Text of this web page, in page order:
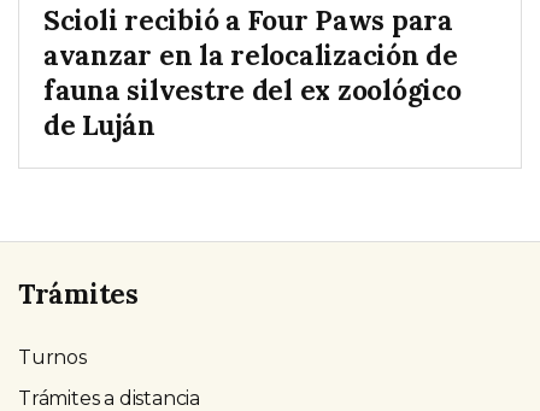
Scioli recibió a Four Paws para
avanzar en la relocalización de
fauna silvestre del ex zoológico
de Luján
Trámites
Turnos
Trámites a distancia